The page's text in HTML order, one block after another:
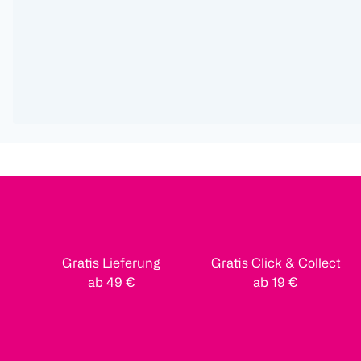
Gratis Lieferung
ab 49 €
Gratis Click & Collect
ab 19 €